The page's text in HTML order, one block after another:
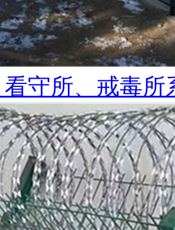
看守所、戒毒